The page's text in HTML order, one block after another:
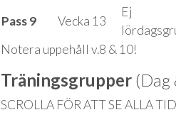
Pass 9
Vecka 13
Ej
Notera uppehåll v.8 & 10!
Träningsgrupper (Dag
SCROLLA FÖR ATT SE ALLA